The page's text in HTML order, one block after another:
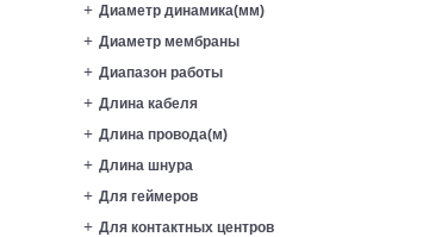
Диаметр динамика(мм)
Диаметр мембраны
Диапазон работы
Длина кабеля
Длина провода(м)
Длина шнура
Для геймеров
Для контактных центров